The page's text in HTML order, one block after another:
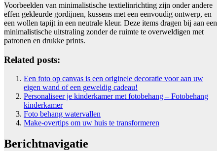
Voorbeelden van minimalistische textielinrichting zijn onder andere
effen gekleurde gordijnen, kussens met een eenvoudig ontwerp, en
een wollen tapijt in een neutrale kleur. Deze items dragen bij aan een
minimalistische uitstraling zonder de ruimte te overweldigen met
patronen en drukke prints.
Related posts:
Een foto op canvas is een originele decoratie voor aan uw
eigen wand of een geweldig cadeau!
Personaliseer je kinderkamer met fotobehang – Fotobehang
kinderkamer
Foto behang watervallen
Make-overtips om uw huis te transformeren
Berichtnavigatie